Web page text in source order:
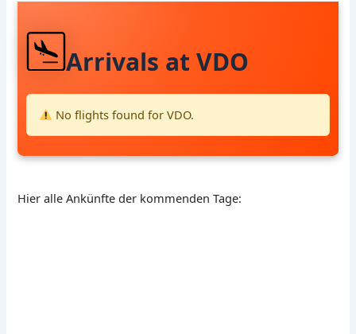
Arrivals at VDO
No flights found for VDO.
Hier alle Ankünfte der kommenden Tage: